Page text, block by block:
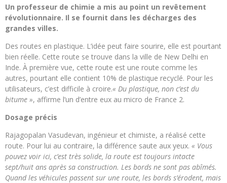
Un professeur de chimie a mis au point un revêtement
révolutionnaire. Il se fournit dans les décharges des
grandes villes.
Des routes en plastique. L’idée peut faire sourire, elle est pourtant
bien réelle. Cette route se trouve dans la ville de New Delhi en
Inde. À première vue, cette route est une route comme les
autres, pourtant elle contient 10% de plastique recyclé. Pour les
utilisateurs, c’est difficile à croire.« Du plastique, non c’est du
bitume », affirme l’un d’entre eux au micro de France 2.
Dosage précis
Rajagopalan Vasudevan, ingénieur et chimiste, a réalisé cette
route. Pour lui au contraire, la différence saute aux yeux. « Vous
pouvez voir ici, c’est très solide, la route est toujours intacte
sept/huit ans après sa construction. Les bords ne sont pas abîmés.
Quand les véhicules passent sur une route, les bords s’érodent, mais